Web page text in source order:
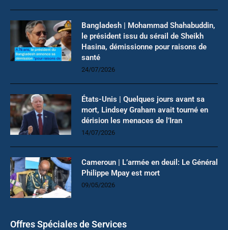
Bangladesh | Mohammad Shahabuddin,
le président issu du sérail de Sheikh
Hasina, démissionne pour raisons de
santé
24/07/2026
États-Unis | Quelques jours avant sa
mort, Lindsey Graham avait tourné en
dérision les menaces de l’Iran
14/07/2026
Cameroun | L’armée en deuil: Le Général
Philippe Mpay est mort
09/05/2026
Offres Spéciales de Services